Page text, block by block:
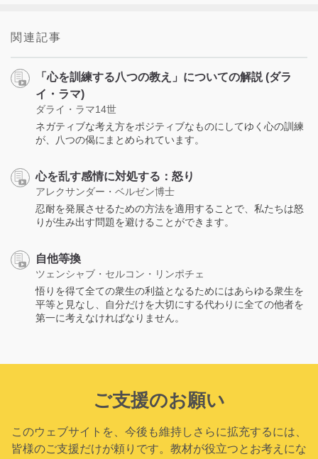
関連記事
「心を訓練する八つの教え」についての解説 (ダラ
イ・ラマ)
ダライ・ラマ14世
ネガティブな考え方をポジティブなものにしてゆく心の訓練
が、八つの偈にまとめられています。
心を乱す感情に対処する：怒り
アレクサンダー・ベルゼン博士
忍耐を発展させるための方法を適用することで、私たちは怒
りが生み出す問題を避けることができます。
自他等換
ツェンシャブ・セルコン・リンポチェ
悟りを得て全ての衆生の利益となるためにはあらゆる衆生を
平等と見なし、自分だけを大切にする代わりに全ての他者を
第一に考えなければなりません。
ご支援のお願い
このウェブサイトを、今後も維持しさらに拡充するには、
皆様のご支援だけが頼りです。教材が役立つとお考えにな